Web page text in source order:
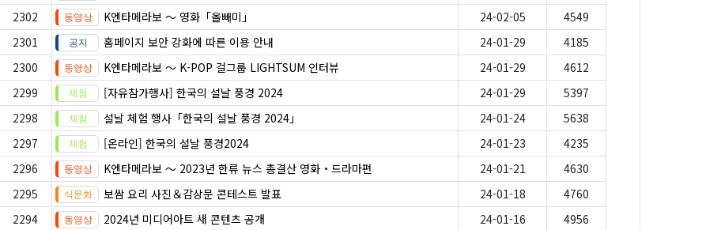
2302
K엔타메라보 ～ 영화「올빼미」 24-02-05
4549
2301
홈페이지 보안 강화에 따른 이용 안내 24-01-29
4185
2300
K엔타메라보 ～ K-POP 걸그룹 LIGHTSUM 인터뷰 24-01-29
4612
2299
[자유참가행사] 한국의 설날 풍경 2024 24-01-29
5397
2298
설날 체험 행사「한국의 설날 풍경 2024」 24-01-24
5638
2297
[온라인] 한국의 설날 풍경2024 24-01-23
4235
2296
K엔타메라보 ～ 2023년 한류 뉴스 총결산 영화・드라마편 24-01-21
4630
2295
보쌈 요리 사진＆감상문 콘테스트 발표 24-01-18
4760
2294
2024년 미디어아트 새 콘텐츠 공개 24-01-16
4956